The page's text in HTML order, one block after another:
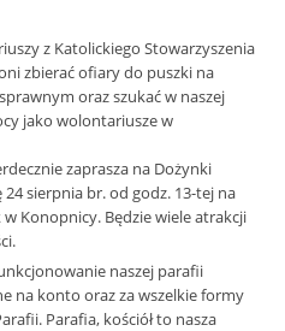
z Katolickiego Stowarzyszenia
zbierać ofiary do puszki na
oraz szukać w naszej
jako wolontariusze w
zaprasza na Dożynki
sierpnia br. od godz. 13-tej na
Konopnicy. Będzie wiele atrakcji
naszej parafii
na konto oraz za wszelkie formy
Parafia, kościół to nasza